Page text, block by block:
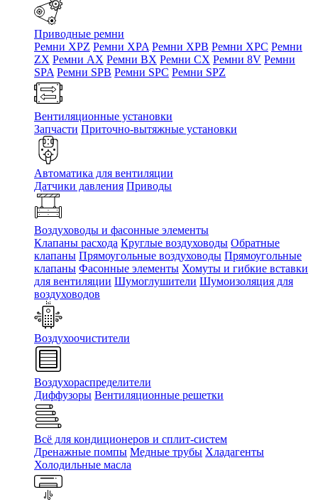
Приводные ремни
Ремни XPZ Ремни XPA Ремни XPB Ремни XPC Ремни
ZX Ремни AX Ремни BX Ремни CX Ремни 8V Ремни
SPA Ремни SPB Ремни SPC Ремни SPZ
Вентиляционные установки
Запчасти Приточно-вытяжные установки
Автоматика для вентиляции
Датчики давления Приводы
Воздуховоды и фасонные элементы
Клапаны расхода Круглые воздуховоды Обратные
клапаны Прямоугольные воздуховоды Прямоугольные
клапаны Фасонные элементы Хомуты и гибкие вставки
для вентиляции Шумоглушители Шумоизоляция для
воздуховодов
Воздухоочистители
Воздухораспределители
Диффузоры Вентиляционные решетки
Всё для кондиционеров и сплит-систем
Дренажные помпы Медные трубы Хладагенты
Холодильные масла